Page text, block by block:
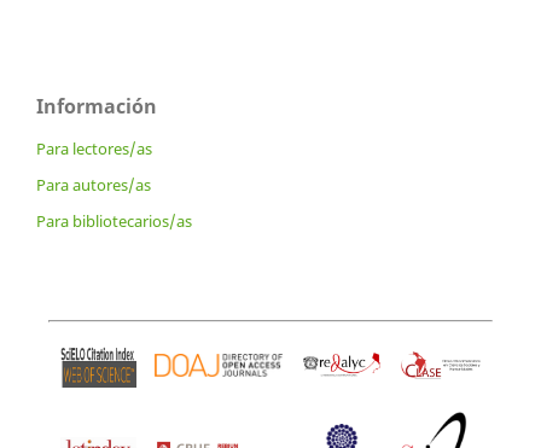
Información
Para lectores/as
Para autores/as
Para bibliotecarios/as